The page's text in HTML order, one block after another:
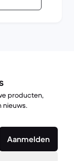
producten,
nieuws.
Aanmelden